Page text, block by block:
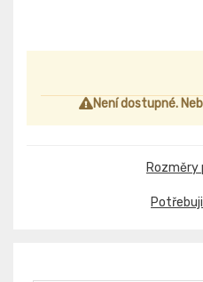
Není dostupné.
Rozměry